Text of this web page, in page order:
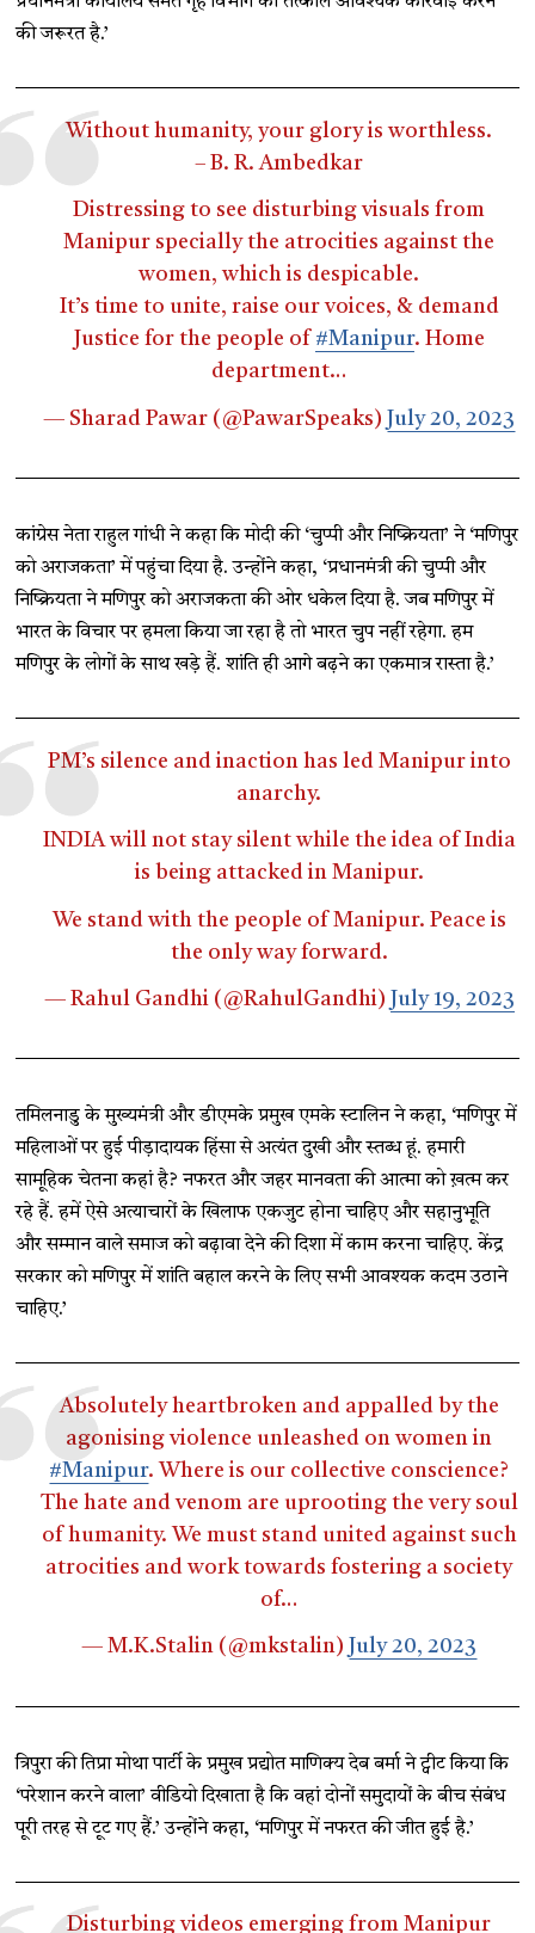
की जरूरत है.’
Without humanity, your glory is worthless.
– B. R. Ambedkar
Distressing to see disturbing visuals from
Manipur specially the atrocities against the
women, which is despicable.
It’s time to unite, raise our voices, & demand
Justice for the people of #Manipur. Home
department…
— Sharad Pawar (@PawarSpeaks) July 20, 2023
कांग्रेस नेता राहुल गांधी ने कहा कि मोदी की ‘चुप्पी और निष्क्रियता’ ने ‘मणिपुर
को अराजकता’ में पहुंचा दिया है. उन्होंने कहा, ‘प्रधानमंत्री की चुप्पी और
निष्क्रियता ने मणिपुर को अराजकता की ओर धकेल दिया है. जब मणिपुर में
भारत के विचार पर हमला किया जा रहा है तो भारत चुप नहीं रहेगा. हम
मणिपुर के लोगों के साथ खड़े हैं. शांति ही आगे बढ़ने का एकमात्र रास्ता है.’
PM’s silence and inaction has led Manipur into
anarchy.
INDIA will not stay silent while the idea of India
is being attacked in Manipur.
We stand with the people of Manipur. Peace is
the only way forward.
— Rahul Gandhi (@RahulGandhi) July 19, 2023
तमिलनाडु के मुख्यमंत्री और डीएमके प्रमुख एमके स्टालिन ने कहा, ‘मणिपुर में
महिलाओं पर हुई पीड़ादायक हिंसा से अत्यंत दुखी और स्तब्ध हूं. हमारी
सामूहिक चेतना कहां है? नफरत और जहर मानवता की आत्मा को ख़त्म कर
रहे हैं. हमें ऐसे अत्याचारों के खिलाफ एकजुट होना चाहिए और सहानुभूति
और सम्मान वाले समाज को बढ़ावा देने की दिशा में काम करना चाहिए. केंद्र
सरकार को मणिपुर में शांति बहाल करने के लिए सभी आवश्यक कदम उठाने
चाहिए.’
Absolutely heartbroken and appalled by the
agonising violence unleashed on women in
#Manipur. Where is our collective conscience?
The hate and venom are uprooting the very soul
of humanity. We must stand united against such
atrocities and work towards fostering a society
of…
— M.K.Stalin (@mkstalin) July 20, 2023
त्रिपुरा की तिप्रा मोथा पार्टी के प्रमुख प्रद्योत माणिक्य देब बर्मा ने ट्वीट किया कि
‘परेशान करने वाला’ वीडियो दिखाता है कि वहां दोनों समुदायों के बीच संबंध
पूरी तरह से टूट गए हैं.’ उन्होंने कहा, ‘मणिपुर में नफरत की जीत हुई है.’
Disturbing videos emerging from Manipur